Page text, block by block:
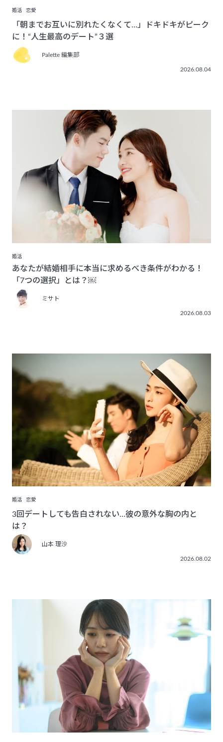
婚活 恋愛
「朝までお互いに別れたくなくて…」ドキドキがピーク
に！“人生最高のデート”３選
Palette 編集部
2026.08.04
婚活
あなたが結婚相手に本当に求めるべき条件がわかる！
「7つの選択」とは？￼
ミサト
2026.08.03
婚活 恋愛
3回デートしても告白されない…彼の意外な胸の内と
は？
山本 理沙
2026.08.02